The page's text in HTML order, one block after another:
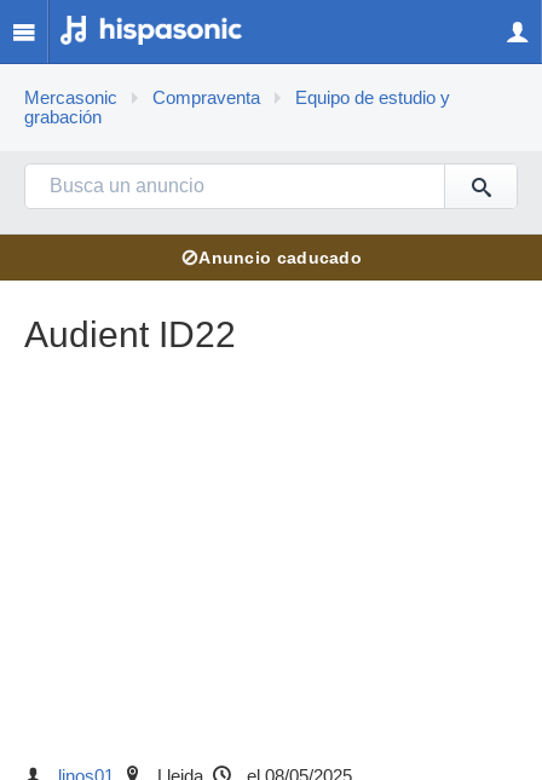
Mercasonic Compraventa
Equipo de estudio y
grabación
⊘Anuncio caducado
Audient ID22